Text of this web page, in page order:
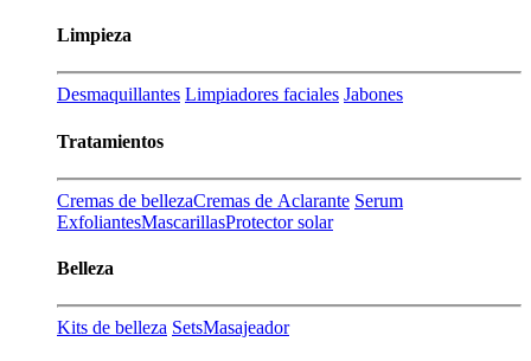
Limpieza
Desmaquillantes Limpiadores faciales Jabones
Tratamientos
Cremas de bellezaCremas de Aclarante Serum
ExfoliantesMascarillasProtector solar
Belleza
Kits de belleza SetsMasajeador